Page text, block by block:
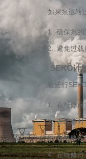
如果泵运转
确保泵的
避免过
SEKO计
在进行
在维修
在维修时
在维修后
在维修后